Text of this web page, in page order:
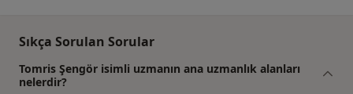
Sıkça Sorulan Sorular
Tomris Şengör isimli uzmanın ana uzmanlık alanları
nelerdir?